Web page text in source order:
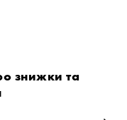
знижки та